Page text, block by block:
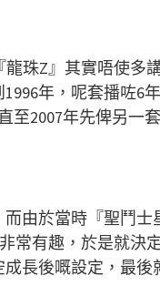
珠Z』其實唔使多
年，呢套播咗6
2007年先俾另一
由於當時『聖鬥士
常有趣，於是就決
長後嘅設定，最後